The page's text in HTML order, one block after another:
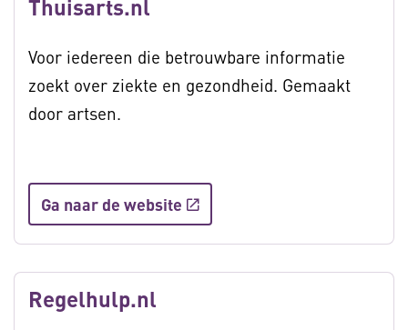
Thuisarts.nl
Voor iedereen die betrouwbare informatie
zoekt over ziekte en gezondheid. Gemaakt
door artsen.
Ga naar de website
Regelhulp.nl